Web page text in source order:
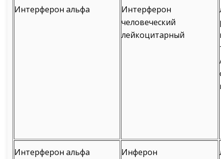
Интерферон альфа
Интерферон
человеческий
лейкоцитарный
Интерферон альфа Инферон